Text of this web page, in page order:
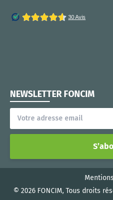
NEWSLETTER FONCIM
© 2026 FONCIM, Tous droits